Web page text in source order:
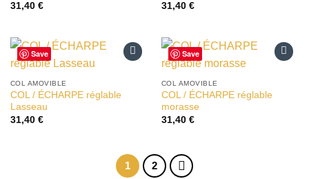
31,40 €
31,40 €
Save
d’envies
COL AMOVIBLE
COL / ÉCHARPE réglable
Lasseau
31,40 €
Save
d’envies
COL AMOVIBLE
COL / ÉCHARPE réglable
morasse
31,40 €
1 2